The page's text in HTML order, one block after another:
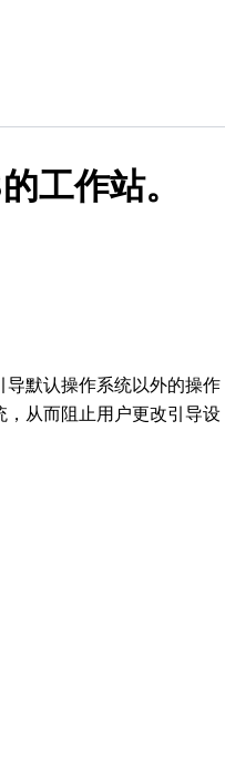
工作站。
默认操作系统以外的操作
从而阻止用户更改引导设